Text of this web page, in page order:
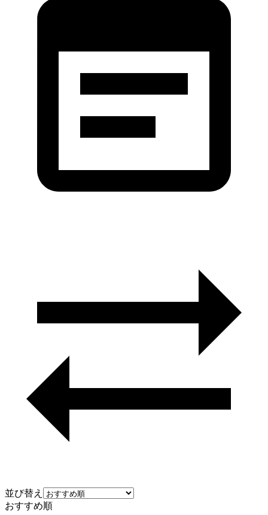
並び替え
おすすめ順